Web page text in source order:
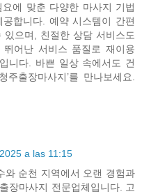
에 맞춘 다양한 마사지 기법
합니다. 예약 시스템이 간편
으며, 친절한 상담 서비스도
어난 서비스 품질로 재이용
니다. 바쁜 일상 속에서도 건
주출장마사지’를 만나보세요.
a las 11:15
와 순천 지역에서 오랜 경험과
장마사지 전문업체입니다. 고